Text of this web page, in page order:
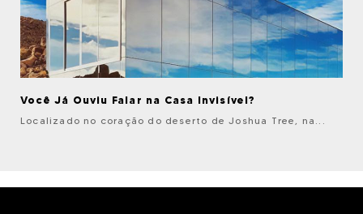
Você Já Ouviu Falar na Casa Invisível?
Localizado no coração do deserto de Joshua Tree, na...